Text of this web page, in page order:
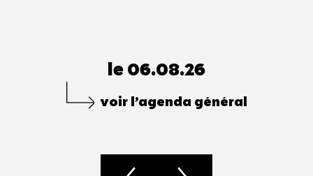
le 06.08.26
voir l’agenda général